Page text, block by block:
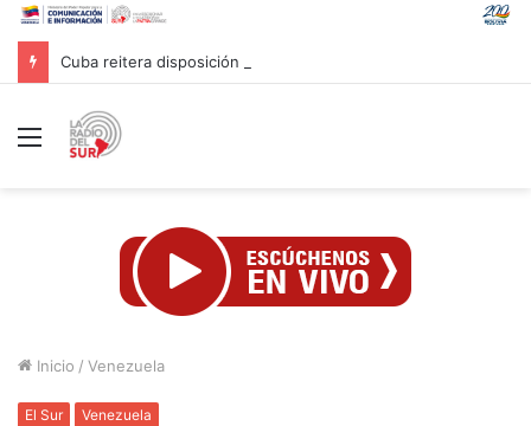
Menú
Inicio / Venezuela
El Sur Venezuela